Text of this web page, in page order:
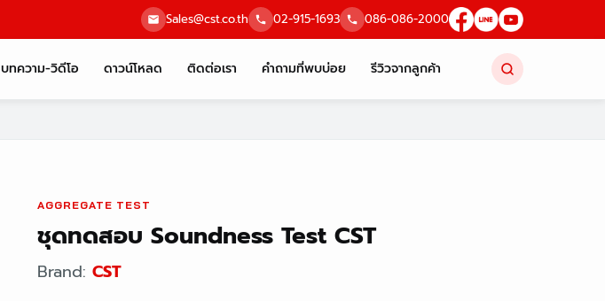
Sales@cst.co.th 02-915-1693 086-086-2000
บทความ-วิดีโอ ดาวน์โหลด ติดต่อเรา คำถามที่พบบ่อย รีวิวจากลูกค้า
AGGREGATE TEST
ชุดทดสอบ Soundness Test CST
Brand: CST